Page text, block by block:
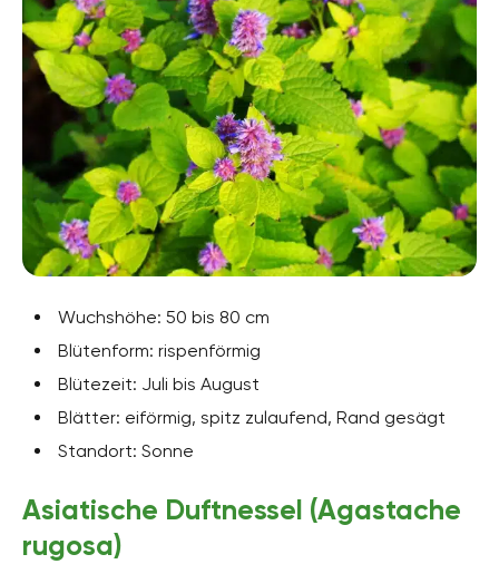
Wuchshöhe: 50 bis 80 cm
Blütenform: rispenförmig
Blütezeit: Juli bis August
Blätter: eiförmig, spitz zulaufend, Rand gesägt
Standort: Sonne
Asiatische Duftnessel (Agastache
rugosa)